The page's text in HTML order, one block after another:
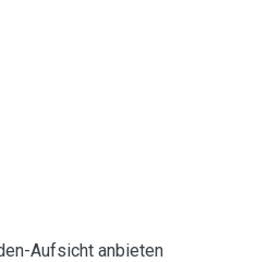
Aufsicht anbieten